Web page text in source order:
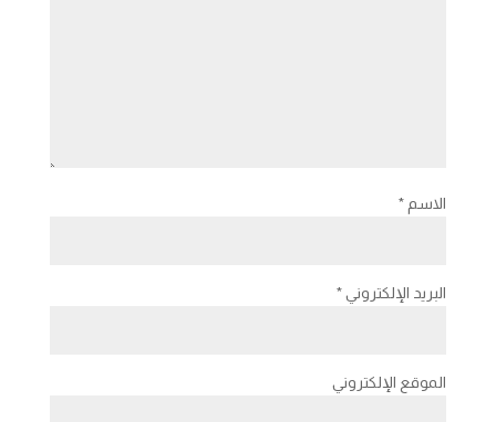
الاسم *
البريد الإلكتروني*
الموقع الإلكتروني